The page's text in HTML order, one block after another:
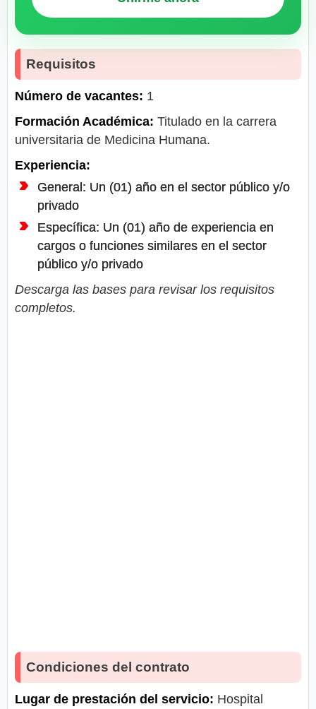
Requisitos
Número de vacantes: 1
Formación Académica: Titulado en la carrera
universitaria de Medicina Humana.
Experiencia:
General: Un (01) año en el sector público y/o
privado
Específica: Un (01) año de experiencia en
cargos o funciones similares en el sector
público y/o privado
Descarga las bases para revisar los requisitos
completos.
Condiciones del contrato
Lugar de prestación del servicio: Hospital